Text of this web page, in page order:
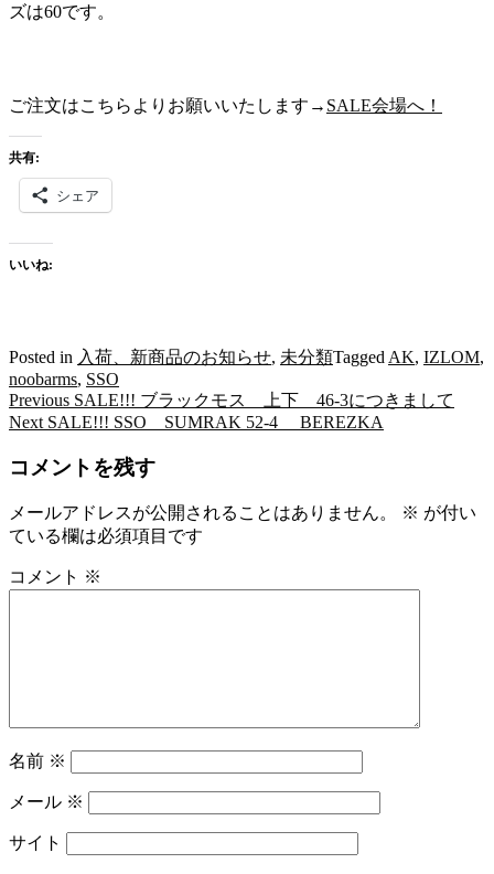
ズは60です。
ご注文はこちらよりお願いいたします→ SALE会場へ！
共有:
シェア
いいね:
Posted in 入荷、新商品のお知らせ, 未分類Tagged AK, IZLOM,
noobarms, SSO
投
ナ
ビ
ゲ
ー
Previous Previous
post:
SALE!!! ブラックモス 上下 46-3につきまして
Next Next
SALE!!! SSO SUMRAK 52-4 BEREZKA
コメントを残す
メールアドレスが公開されることはありません。 ※ が付い
ている欄は必須項目です
コメント ※
名前 ※
メール ※
サイト